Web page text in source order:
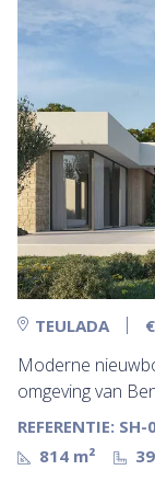
TEULADA
Moderne
omgeving van
REFERENTIE:
814 m²